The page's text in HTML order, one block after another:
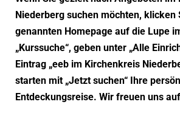
Niederberg suchen möchten, klicken
genannten Homepage auf die Lupe
„Kurssuche“, geben unter „Alle
Eintrag „eeb im Kirchenkreis
starten mit „Jetzt suchen“ Ihre
Entdeckungsreise. Wir freuen uns